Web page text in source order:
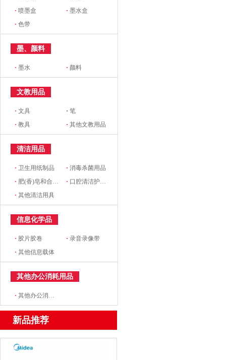
·喷墨盒 ·墨水盒
·色带
墨、颜料
·墨水 ·颜料
文教用品
·文具 ·笔
·教具 ·其他文教用品
清洁用品
·卫生用纸制品 ·消毒杀菌用品
· 肥(香)皂和合成洗涤剂 · 口腔清洁护理用品
·其他清洁用具
信息化学品
· 胶片胶卷 ·录音录像带
·其他信息载体
其他办公消耗用品
·其他办公消耗用品及类似物品
新品推荐